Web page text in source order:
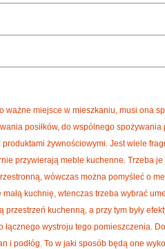
miejsce w mieszkaniu, musi ona
posiłków, do wspólnego spożywania
żywnościowymi. Jest wiele
przywierają meble kuchenne. Trzeba
wówczas można pomyśleć o
kuchnię, wtenczas trzeba wybrać
kuchenną, a przy tym były
wystroju tego pomieszczenia.
i podłóg. To w jaki sposób będą one